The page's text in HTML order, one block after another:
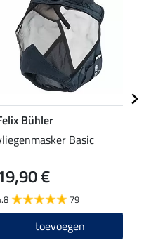
Bühler
Basic
€
79
toevoegen